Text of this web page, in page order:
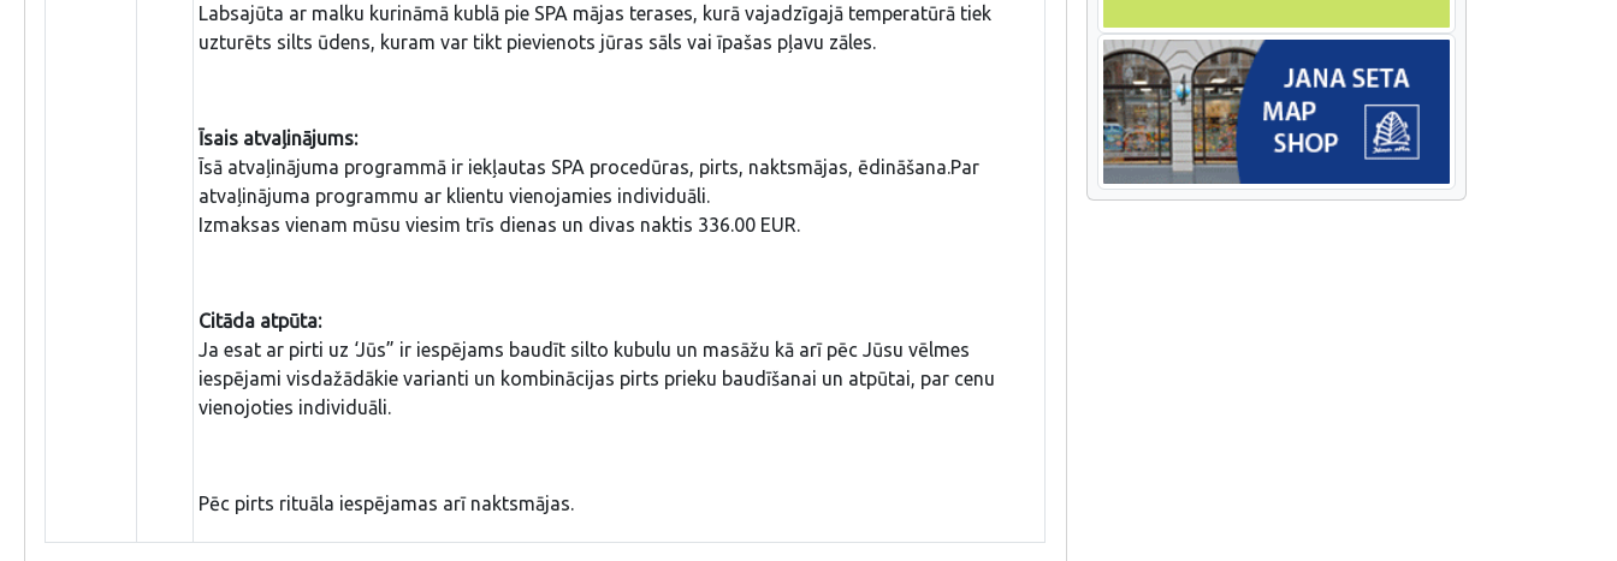
Labsajūta ar malku kurināmā kublā pie SPA mājas terases, kurā vajadzīgajā temperatūrā tiek
uzturēts silts ūdens, kuram var tikt pievienots jūras sāls vai īpašas pļavu zāles.
Īsais atvaļinājums:
Īsā atvaļinājuma programmā ir iekļautas SPA procedūras, pirts, naktsmājas, ēdināšana.Par
atvaļinājuma programmu ar klientu vienojamies individuāli.
Izmaksas vienam mūsu viesim trīs dienas un divas naktis 336.00 EUR.
Citāda atpūta:
Ja esat ar pirti uz ‘Jūs” ir iespējams baudīt silto kubulu un masāžu kā arī pēc Jūsu vēlmes
iespējami visdažādākie varianti un kombinācijas pirts prieku baudīšanai un atpūtai, par cenu
vienojoties individuāli.
Pēc pirts rituāla iespējamas arī naktsmājas.